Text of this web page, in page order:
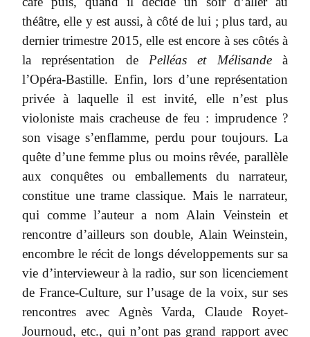
théâtre, elle y est aussi, à côté de lui ; plus tard, au
dernier trimestre 2015, elle est encore à ses côtés à
la représentation de Pelléas et Mélisandeà
l’Opéra-Bastille. Enfin, lors d’une représentation
privée à laquelle il est invité, elle n’est plus
violoniste mais cracheuse de feu : imprudence ?
son visage s’enflamme, perdu pour toujours. La
quête d’une femme plus ou moins rêvée, parallèle
aux conquêtes ou emballements du narrateur,
constitue une trame classique. Mais le narrateur,
qui comme l’auteur a nom Alain Veinstein et
rencontre d’ailleurs son double, Alain Weinstein,
encombre le récit de longs développements sur sa
vie d’intervieweur à la radio, sur son licenciement
de France-Culture, sur l’usage de la voix, sur ses
rencontres avec Agnès Varda, Claude Royet-
Journoud, etc., qui n’ont pas grand rapport avec